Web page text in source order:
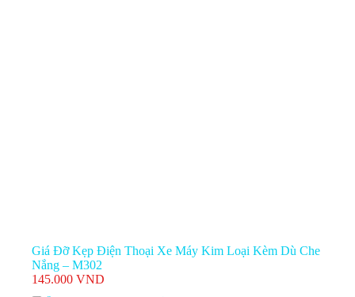
Giá Đỡ Kẹp Điện Thoại Xe Máy Kim Loại Kèm Dù Che
Nắng – M302
145.000 VND